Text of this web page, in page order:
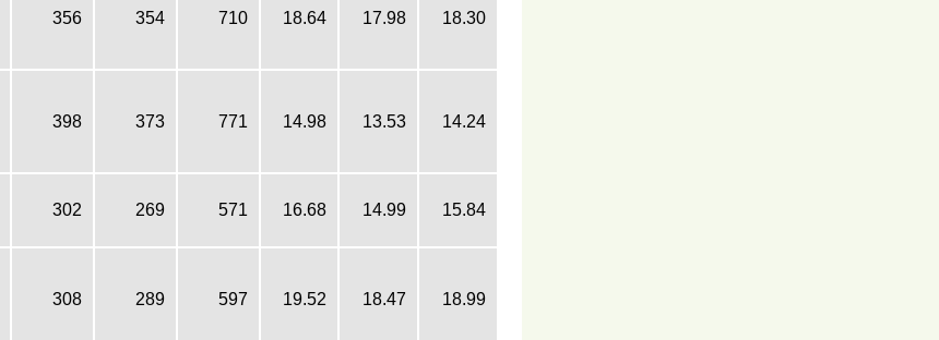
356 354 710 18.64 17.98 18.30
398 373 771 14.98 13.53 14.24
302 269 571 16.68 14.99 15.84
308 289 597 19.52 18.47 18.99